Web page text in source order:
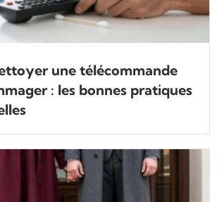
une télécommande
: les bonnes pratiques